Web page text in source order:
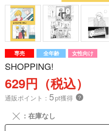
専売 全年齢 女性向け
SHOPPING!
629円（税込）
通販ポイント： 5pt獲得 ？
╳ ：在庫なし